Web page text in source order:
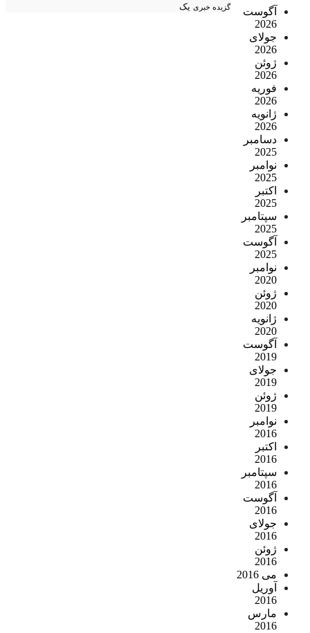
آگوست
2026
جولای
2026
ژوئن
2026
فوریه
2026
ژانویه
2026
دسامبر
2025
نوامبر
2025
اکتبر
2025
سپتامبر
2025
آگوست
2025
نوامبر
2020
ژوئن
2020
ژانویه
2020
آگوست
2019
جولای
2019
ژوئن
2019
نوامبر
2016
اکتبر
2016
سپتامبر
2016
آگوست
2016
جولای
2016
ژوئن
2016
می 2016
آوریل
2016
مارس
2016
گزیده خبری یک